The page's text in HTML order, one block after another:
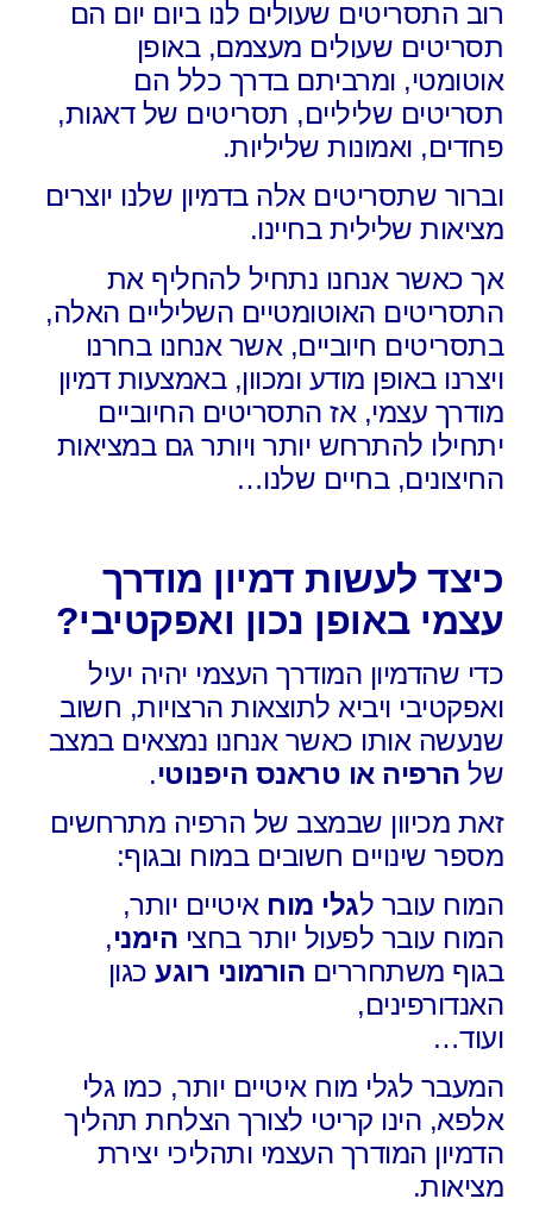
רוב התסריטים שעולים לנו ביום יום הם
תסריטים שעולים מעצמם, באופן
אוטומטי, ומרביתם בדרך כלל הם
תסריטים שליליים, תסריטים של דאגות,
פחדים, ואמונות שליליות.
וברור שתסריטים אלה בדמיון שלנו יוצרים
מציאות שלילית בחיינו.
אך כאשר אנחנו נתחיל להחליף את
התסריטים האוטומטיים השליליים האלה,
בתסריטים חיוביים, אשר אנחנו בחרנו
ויצרנו באופן מודע ומכוון, באמצעות דמיון
מודרך עצמי, אז התסריטים החיוביים
יתחילו להתרחש יותר ויותר גם במציאות
החיצונים, בחיים שלנו…
כיצד לעשות דמיון מודרך
עצמי באופן נכון ואפקטיבי?
כדי שהדמיון המודרך העצמי יהיה יעיל
ואפקטיבי ויביא לתוצאות הרצויות, חשוב
שנעשה אותו כאשר אנחנו נמצאים במצב
של הרפיה או טראנס היפנוטי.
זאת מכיוון שבמצב של הרפיה מתרחשים
מספר שינויים חשובים במוח ובגוף:
המוח עובר לגלי מוח איטיים יותר,
המוח עובר לפעול יותר בחצי הימני,
בגוף משתחררים הורמוני רוגע כגון
האנדורפינים,
ועוד…
המעבר לגלי מוח איטיים יותר, כמו גלי
אלפא, הינו קריטי לצורך הצלחת תהליך
הדמיון המודרך העצמי ותהליכי יצירת
מציאות.